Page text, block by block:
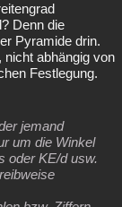
Denn die
Pyramide drin.
nicht abhängig von
Festlegung.
jemand
um die Winkel
oder KE/d usw.